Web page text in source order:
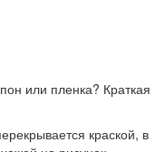
или пленка? Краткая
краской, в